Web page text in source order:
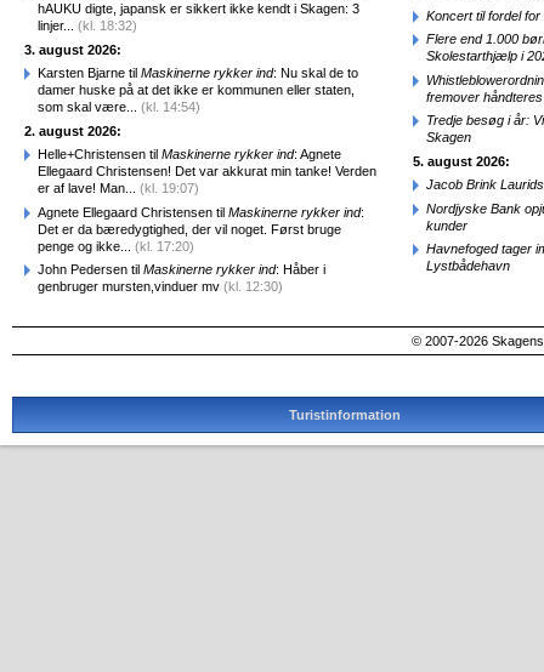
hAUKU digte, japansk er sikkert ikke kendt i Skagen: 3
linjer... (kl. 18:32)
3. august 2026:
Karsten Bjarne til Maskinerne rykker ind: Nu skal de to
damer huske på at det ikke er kommunen eller staten,
som skal være... (kl. 14:54)
2. august 2026:
Helle+Christensen til Maskinerne rykker ind: Agnete
Ellegaard Christensen! Det var akkurat min tanke! Verden
er af lave! Man... (kl. 19:07)
Agnete Ellegaard Christensen til Maskinerne rykker ind:
Det er da bæredygtighed, der vil noget. Først bruge
penge og ikke... (kl. 17:20)
John Pedersen til Maskinerne rykker ind: Håber i
genbruger mursten,vinduer mv (kl. 12:30)
Koncert til fordel
Flere end 1.000
Skolestarthjælp i
fremover
Tredje besøg i år:
Skagen
5. august 2026:
Jacob Brink
Nordjyske Bank
kunder
Havnefoged tager
Lystbådehavn
© 2007-2026
Turistinformation